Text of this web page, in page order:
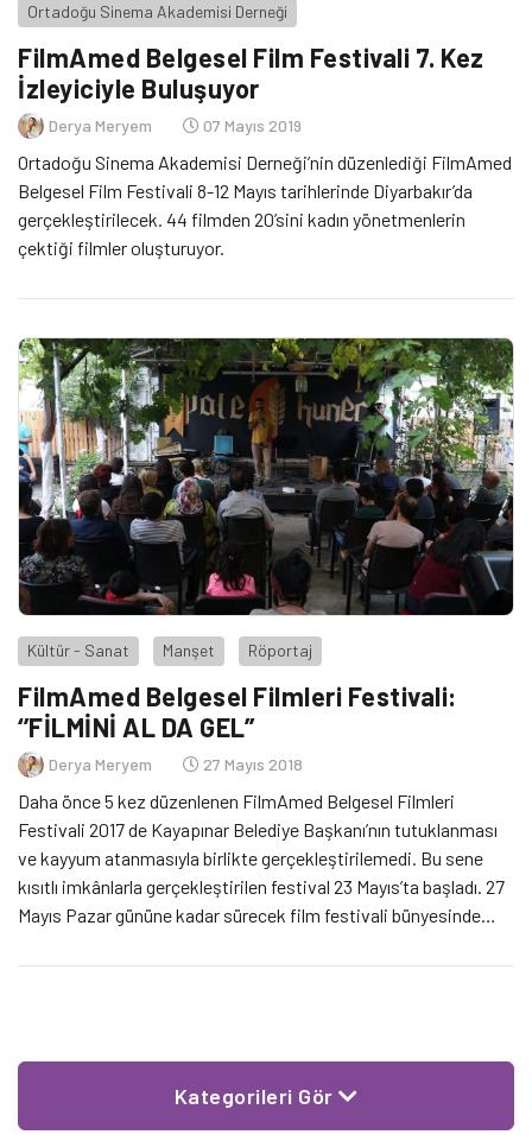
Ortadoğu Sinema Akademisi Derneği
FilmAmed Belgesel Film Festivali 7. Kez
İzleyiciyle Buluşuyor
Derya Meryem 07 Mayıs 2019
Ortadoğu Sinema Akademisi Derneği’nin düzenlediği FilmAmed
Belgesel Film Festivali 8-12 Mayıs tarihlerinde Diyarbakır’da
gerçekleştirilecek. 44 filmden 20’sini kadın yönetmenlerin
çektiği filmler oluşturuyor.
Kültür - Sanat Manşet Röportaj
FilmAmed Belgesel Filmleri Festivali:
‘’FİLMİNİ AL DA GEL’’
Derya Meryem 27 Mayıs 2018
Daha önce 5 kez düzenlenen FilmAmed Belgesel Filmleri
Festivali 2017 de Kayapınar Belediye Başkanı’nın tutuklanması
ve kayyum atanmasıyla birlikte gerçekleştirilemedi. Bu sene
kısıtlı imkânlarla gerçekleştirilen festival 23 Mayıs’ta başladı. 27
Mayıs Pazar gününe kadar sürecek film festivali bünyesinde
gerçekleştirilecek. Festivalin son günü bir forum düzenlenerek
Kategorileri Gör